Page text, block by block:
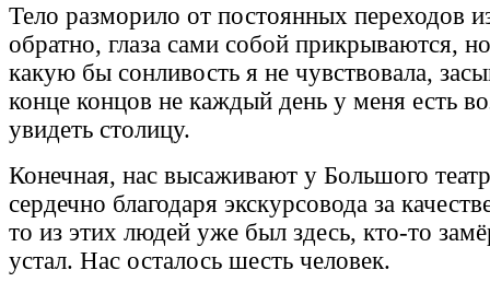
Тело разморило от постоянных переходов
обратно, глаза сами собой прикрываются,
какую бы сонливость я не чувствовала,
конце концов не каждый день у меня есть
увидеть столицу.
Конечная, нас высаживают у Большого
сердечно благодаря экскурсовода за
то из этих людей уже был здесь, кто-то
устал. Нас осталось шесть человек.